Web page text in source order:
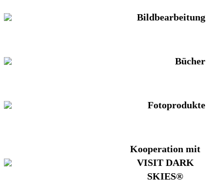
Bildbearbeitung
Bücher
Fotoprodukte
Kooperation mit
VISIT DARK
SKIES®